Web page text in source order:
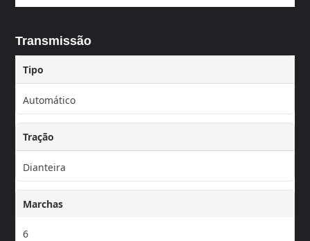
Transmissão
Tipo
Automático
Tração
Dianteira
Marchas
6